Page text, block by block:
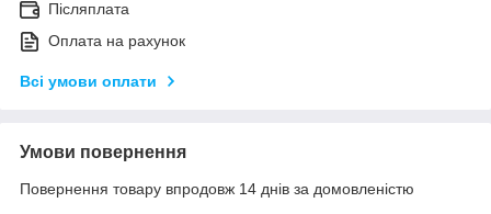
Післяплата
Оплата на рахунок
Всі умови оплати
Умови повернення
Повернення товару впродовж 14 днів за домовленістю